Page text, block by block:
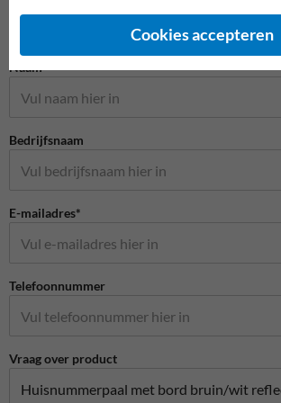
Stel je vraag aan Huisnummerpaal.nl
Naam*
Bedrijfsnaam
E-mailadres*
Telefoonnummer
Vraag over product
Cookies accepteren